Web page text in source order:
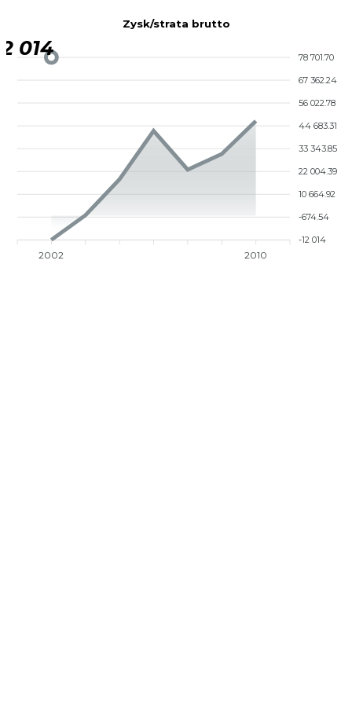
Zysk/strata brutto
78 701.70
67 362.24
56 022.78
44 683.31
33 343.85
22 004.39
10 664.92
-674.54
-12 014
2002 2010
014